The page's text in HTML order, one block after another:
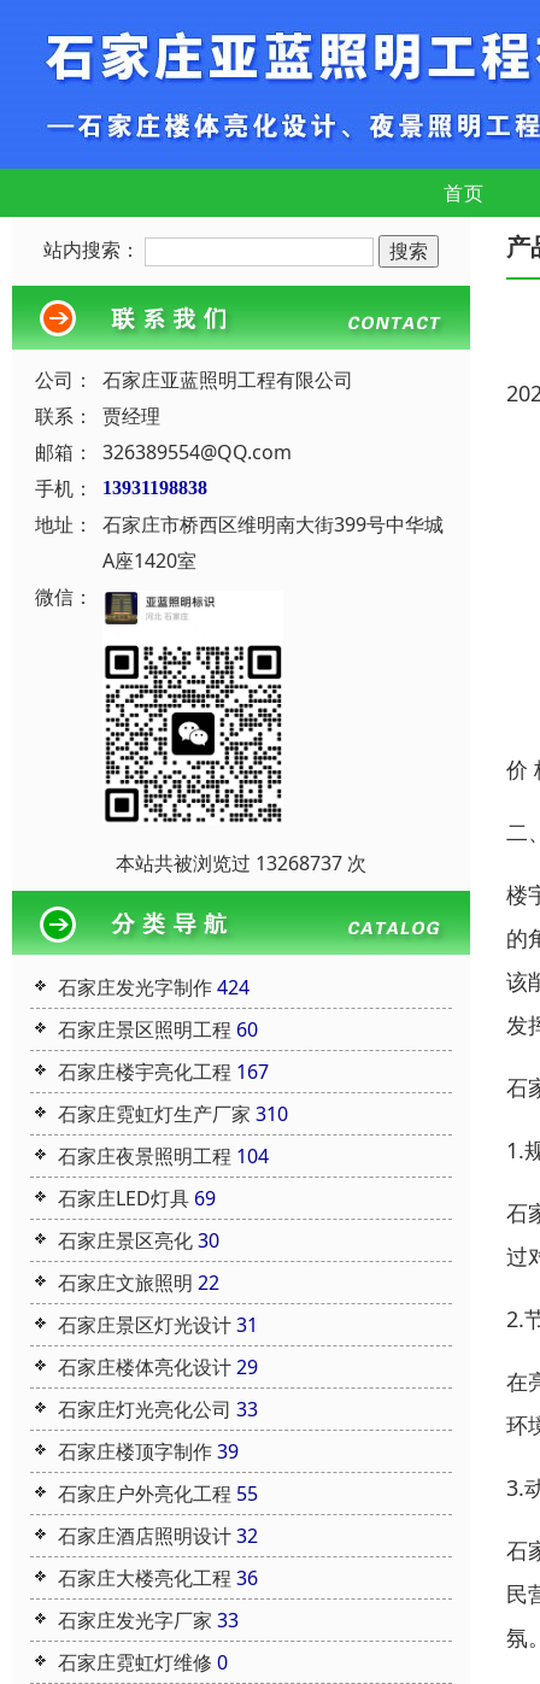
首页
站内搜索：
公司：
石家庄亚蓝照明工程有限公司
联系：
贾经理
邮箱：
326389554@QQ.com
手机：
13931198838
地址：
石家庄市桥西区维明南大街399号中华城
A座1420室
微信：
本站共被浏览过 13268737 次
石家庄发光字制作424
石家庄景区照明工程 60
石家庄楼宇亮化工程 167
石家庄霓虹灯生产厂家 310
石家庄夜景照明工程 104
石家庄LED灯具 69
石家庄景区亮化30
石家庄文旅照明 22
石家庄景区灯光设计31
石家庄楼体亮化设计29
石家庄灯光亮化公司 33
石家庄楼顶字制作39
石家庄户外亮化工程 55
石家庄酒店照明设计32
石家庄大楼亮化工程 36
石家庄发光字厂家 33
石家庄霓虹灯维修 0
产
价
二
楼
的
该
发
石
1.
石
过
2.
在
环
3.
石
民
氛